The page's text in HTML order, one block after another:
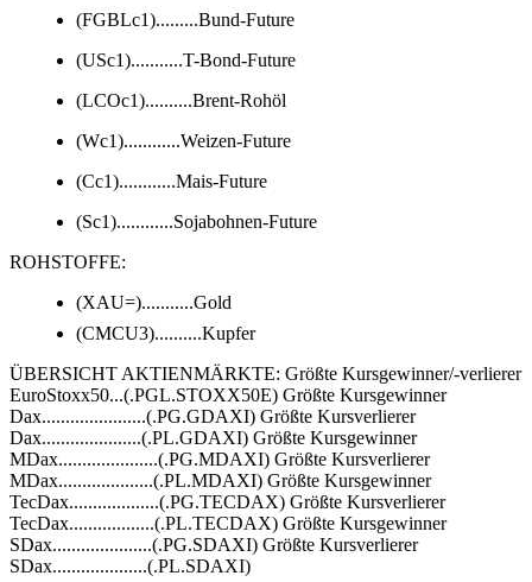
(FGBLc1).........Bund-Future
(USc1)...........T-Bond-Future
(LCOc1)..........Brent-Rohöl
(Wc1)............Weizen-Future
(Cc1)............Mais-Future
(Sc1)............Sojabohnen-Future
ROHSTOFFE:
(XAU=)...........Gold
(CMCU3)..........Kupfer
ÜBERSICHT AKTIENMÄRKTE: Größte Kursgewinner/-verlierer
EuroStoxx50...(.PGL.STOXX50E) Größte Kursgewinner
Dax......................(.PG.GDAXI) Größte Kursverlierer
Dax.....................(.PL.GDAXI) Größte Kursgewinner
MDax.....................(.PG.MDAXI) Größte Kursverlierer
MDax....................(.PL.MDAXI) Größte Kursgewinner
TecDax...................(.PG.TECDAX) Größte Kursverlierer
TecDax..................(.PL.TECDAX) Größte Kursgewinner
SDax.....................(.PG.SDAXI) Größte Kursverlierer
SDax....................(.PL.SDAXI)